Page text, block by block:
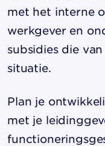
met het interne
werkgever en
subsidies die
situatie.
Plan je
met je